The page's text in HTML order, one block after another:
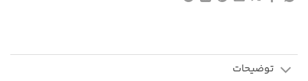
توضیحات